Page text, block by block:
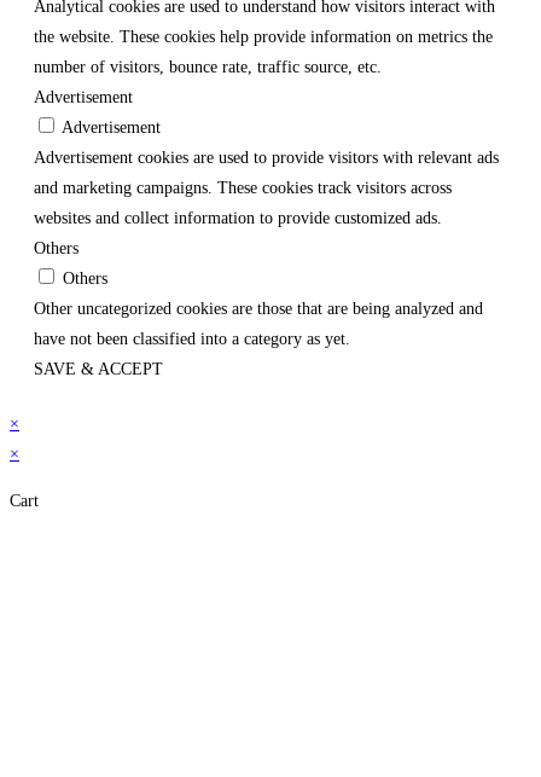
Analytical cookies are used to understand how visitors interact with
the website. These cookies help provide information on metrics the
number of visitors, bounce rate, traffic source, etc.
Advertisement
Advertisement
Advertisement cookies are used to provide visitors with relevant ads
and marketing campaigns. These cookies track visitors across
websites and collect information to provide customized ads.
Others
Others
Other uncategorized cookies are those that are being analyzed and
have not been classified into a category as yet.
SAVE & ACCEPT
×
×
Cart